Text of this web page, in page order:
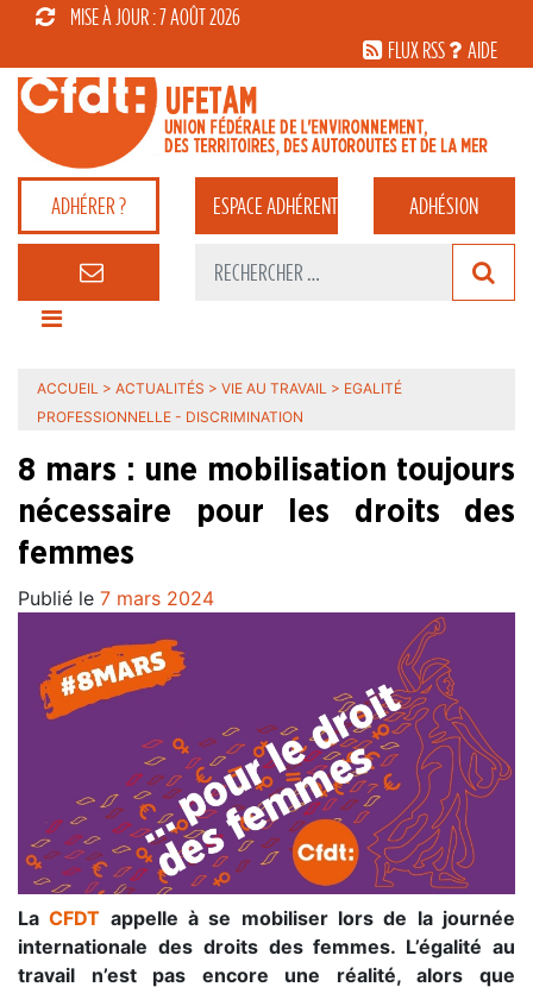
MISE À JOUR : 7 AOÛT 2026
FLUX RSS
AIDE
ADHÉRER ? ESPACEADHÉRENT ADHÉSION
ACCUEIL > ACTUALITÉS > VIE AU TRAVAIL > EGALITÉ
PROFESSIONNELLE - DISCRIMINATION
8 mars : une mobilisation toujours
nécessaire pour les droits des
femmes
Publié le 7 mars 2024
LaCFDT appelle à se mobiliser lors de la journée
internationale des droits des femmes. L’égalité au
travail n’est pas encore une réalité, alors que